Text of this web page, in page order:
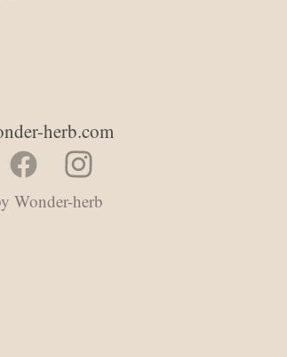
herb.com
Wonder-herb